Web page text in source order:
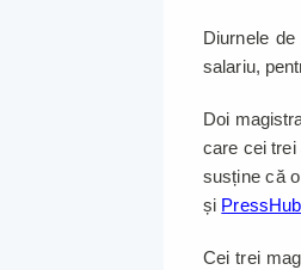
Diurnele
salariu,
Doi
care cei trei
susține că
și PressHub
Cei trei